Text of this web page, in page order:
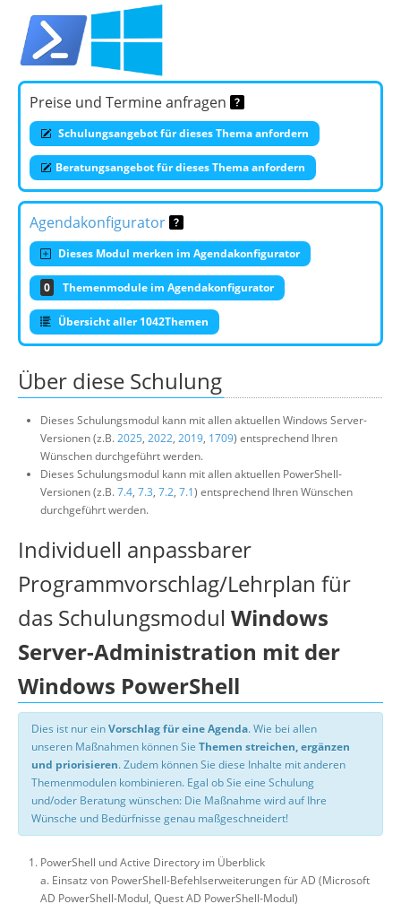
Preise und Termine anfragen
Schulungsangebot für dieses Thema anfordern
Beratungsangebot für dieses Thema anfordern
Agendakonfigurator
Dieses Modul merken im Agendakonfigurator
0 Themenmodule im Agendakonfigurator
Übersicht aller 1042Themen
Über diese Schulung
Dieses Schulungsmodul kann mit allen aktuellen Windows Server-
Versionen (z.B.2025, 2022, 2019, 1709) entsprechend Ihren
Wünschen durchgeführt werden.
Dieses Schulungsmodul kann mit allen aktuellen PowerShell-
Versionen (z.B.7.4, 7.3, 7.2, 7.1) entsprechend Ihren Wünschen
durchgeführt werden.
Individuell anpassbarer
Programmvorschlag/Lehrplan für
das Schulungsmodul Windows
Server-Administration mit der
Windows PowerShell
Dies ist nur einVorschlag für eine Agenda. Wie bei allen
unseren Maßnahmen können Sie Themen streichen, ergänzen
und priorisieren. Zudem können Sie diese Inhalte mit anderen
Themenmodulen kombinieren. Egal ob Sie eine Schulung
und/oder Beratung wünschen: Die Maßnahme wird auf Ihre
Wünsche und Bedürfnisse genau maßgeschneidert!
PowerShell und Active Directory im Überblick
a. Einsatz von PowerShell-Befehlserweiterungen für AD (Microsoft
AD PowerShell-Modul, Quest AD PowerShell-Modul)